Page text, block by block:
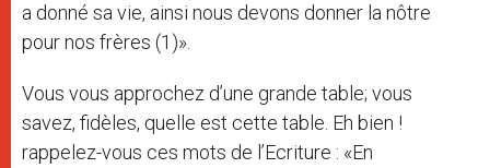
a donné sa vie, ainsi nous devons donner la nôtre
pour nos frères (1)».
Vous vous approchez d’une grande table; vous
savez, fidèles, quelle est cette table. Eh bien !
rappelez-vous ces mots de l’Ecriture : «En